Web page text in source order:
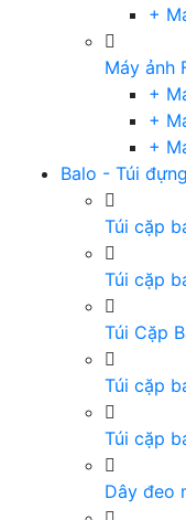
+
Máy ảnh
+
+
+
Balo - Túi
Túi cặp
Túi cặp
Túi Cặp
Túi cặp
Túi cặp
Dây đeo